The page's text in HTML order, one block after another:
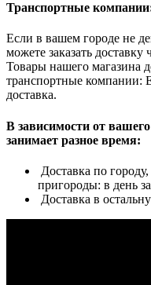
Транспортные
Если в вашем городе не
можете заказать
Товары нашего магазина
транспортные компании:
доставка.
В зависимости от
занимает разное время:
Доставка по
пригороды: в день
Доставка в